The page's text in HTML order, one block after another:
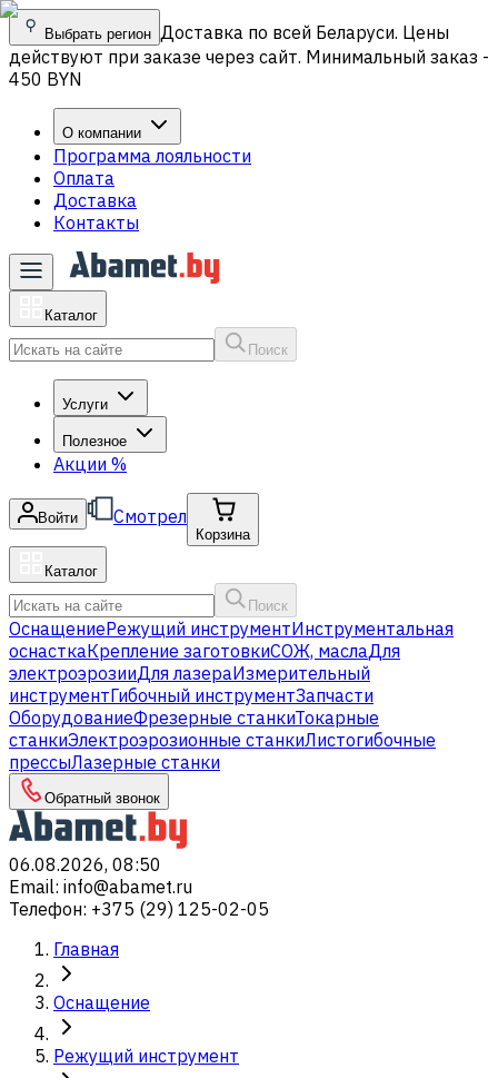
Выбрать регион Доставка по всей Беларуси. Цены
действуют при заказе через сайт. Минимальный заказ -
450 BYN
О компании
Программа лояльности
Оплата
Доставка
Контакты
Каталог
Поиск
Услуги
Полезное
Акции %
Войти Смотрел
Корзина
Каталог
Поиск
ОснащениеРежущий инструментИнструментальная
оснасткаКрепление заготовкиСОЖ, маслаДля
электроэрозииДля лазераИзмерительный
инструментГибочный инструментЗапчасти
ОборудованиеФрезерные станкиТокарные
станкиЭлектроэрозионные станкиЛистогибочные
прессыЛазерные станки
Обратный звонок
06.08.2026, 08:50
Email: info@abamet.ru
Телефон: +375 (29) 125-02-05
Главная
Оснащение
Режущий инструмент